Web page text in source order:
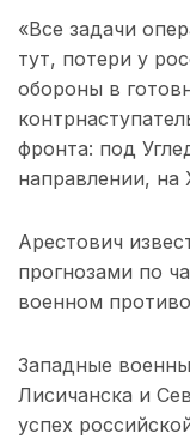
«Все задачи
тут, потери у
обороны в
фронта: под
направлении, на
Арестович
прогнозами по
военном
Западные
Лисичанска и
успех